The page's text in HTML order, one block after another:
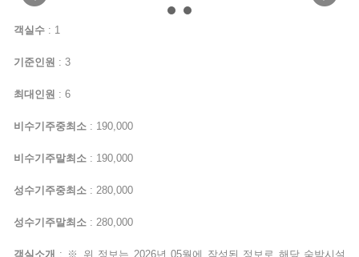
객실수 : 1
기준인원 : 3
최대인원 : 6
비수기주중최소 : 190,000
비수기주말최소 : 190,000
성수기주중최소 : 280,000
성수기주말최소 : 280,000
객실소개
: ※ 위 정보는 2026년 05월에 작성된 정보로 해당 숙박시설